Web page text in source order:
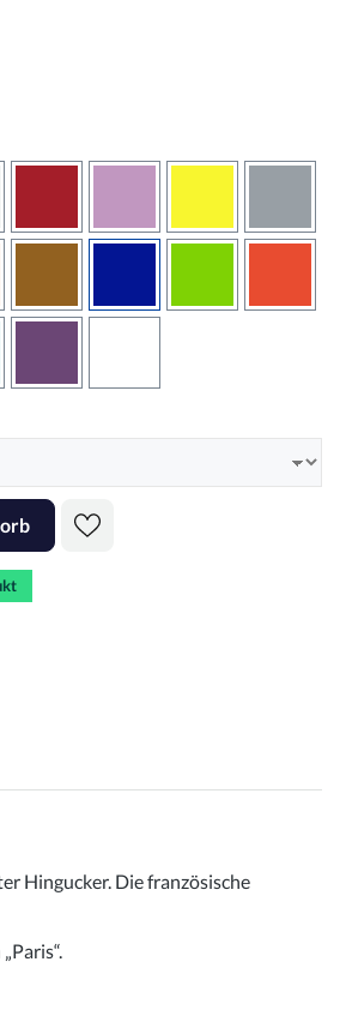
ein oder benutze die Schaltflächen
Hingucker. Die französische